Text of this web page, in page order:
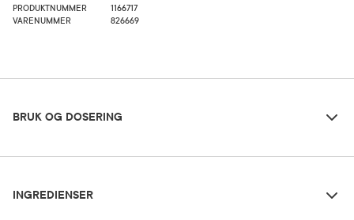
PRODUKTNUMMER
1166717
VARENUMMER
826669
BRUK OG DOSERING
Klippes til ønsket lengde.
INGREDIENSER